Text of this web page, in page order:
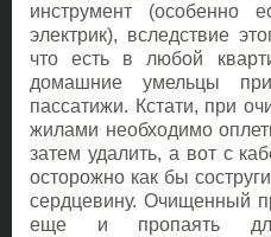
инструмент (особенно
электрик), вследствие
что есть в любой
домашние умельцы
пассатижи. Кстати, при
жилами необходимо
затем удалить, а вот с
осторожно как бы
сердцевину. Очищенный
еще и пропаять